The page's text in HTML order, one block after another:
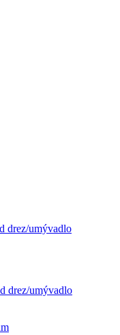
drez/umývadlo
drez/umývadlo